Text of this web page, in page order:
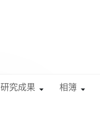
研究成果 相簿